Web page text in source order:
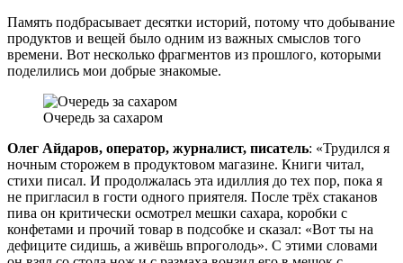
Память подбрасывает десятки историй, потому что добывание
продуктов и вещей было одним из важных смыслов того
времени. Вот несколько фрагментов из прошлого, которыми
поделились мои добрые знакомые.
Очередь за сахаром
Олег Айдаров, оператор, журналист, писатель: «Трудился я
ночным сторожем в продуктовом магазине. Книги читал,
стихи писал. И продолжалась эта идиллия до тех пор, пока я
не пригласил в гости одного приятеля. После трёх стаканов
пива он критически осмотрел мешки сахара, коробки с
конфетами и прочий товар в подсобке и сказал: «Вот ты на
дефиците сидишь, а живёшь впроголодь». С этими словами